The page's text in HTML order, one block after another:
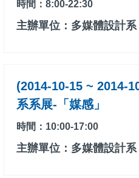
時間：8:00-22:30
主辦單位：多媒體設計系
(2014-10-15 ~ 2014-
系系展-「媒感」
時間：10:00-17:00
主辦單位：多媒體設計系